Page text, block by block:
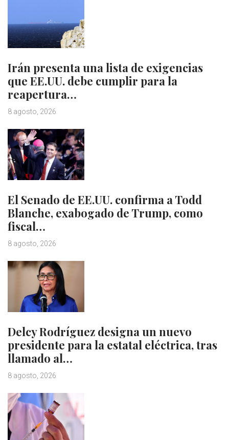
Irán presenta una lista de exigencias
que EE.UU. debe cumplir para la
reapertura…
8 agosto, 2026
El Senado de EE.UU. confirma a Todd
Blanche, exabogado de Trump, como
fiscal…
8 agosto, 2026
Delcy Rodríguez designa un nuevo
presidente para la estatal eléctrica, tras
llamado al…
8 agosto, 2026